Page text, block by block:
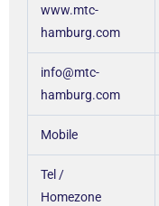
www.mtc-
hamburg.com
info@mtc-
hamburg.com
Mobile
Tel /
Homezone